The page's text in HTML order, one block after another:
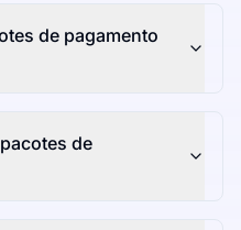
de pagamento
de